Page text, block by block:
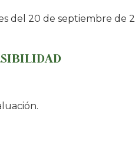
del 20 de septiembre de